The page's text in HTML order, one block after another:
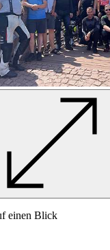
einen Blick